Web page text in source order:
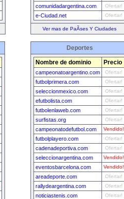
comunidadargentina.com Ofertar!
e-Ciudad.net Ofertar!
Ver mas de PaÃ­ses Y Ciudades
Deportes
Nombre de dominio Precio
campeonatoargentino.com Ofertar!
futbolprimera.com Ofertar!
seleccionmexico.com Ofertar!
efutbolista.com Ofertar!
futbolenlaweb.com Ofertar!
surfistas.org Ofertar!
campeonatodefutbol.com Vendido!
futbolplayero.com Ofertar!
cadenadeportiva.com Ofertar!
seleccionargentina.com Vendido!
eventosbarcelona.com Vendido!
areadeporte.com Ofertar!
rallydeargentina.com Ofertar!
noticiastenis.com Ofertar!